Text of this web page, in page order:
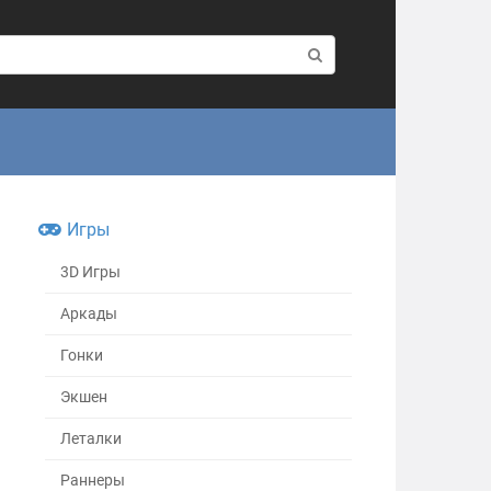
Игры
3D Игры
Аркады
Гонки
Экшен
Леталки
Раннеры